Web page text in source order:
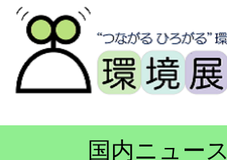
国内ニュース